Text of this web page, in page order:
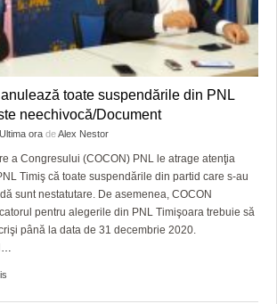
toate suspendările din PNL
neechivocă/Document
Ultima ora deAlex Nestor
a Congresului (COCON) PNL le atrage atenţia
Timiş că toate suspendările din partid care s-au
sunt nestatutare. De asemenea, COCON
pentru alegerile din PNL Timişoara trebuie să
până la data de 31 decembrie 2020.